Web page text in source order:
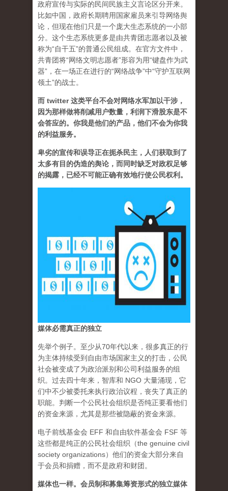
政府宣传与实际的民间民族主义言论区分开来。
比如中国，政府长期聘用国家雇员来引导网络舆
论，但现在他们只是一个庞大生态系统的一小部
分。这个生态系统更多是由共青团志愿者以及被
称为“自干五”的普通公民组成。在官方文件中，
共青团将“网络文明志愿者”形容为用“键盘作为武
器”，在一场正在进行的“网络战争”中“守护互联网
领土”的战士。
而 twitter 这类平台不会对网络水军加以干涉，
因为那样做将削减用户数量，利润下滑股东是不
会答应的。你我是他们的产品，他们不会为你我
的利益服务。
卑劣的宣传和误导正在扼杀民主，人们获取到了
太多有目的伪造的舆论，而同时缺乏对政权足够
的揭露，已经不可能正确有效地行使公民权利。
媒体必需真正的独立
先举个例子。至少从70年代以来，很多真正的行
为主体持续受到自由市场国家主义的打击，公民
社会被变成了为政治派别和公司利益服务的组
织。过去四十年来，智库和 NGO 大量涌现，它
们中不少被委托来执行政治议程，丧失了真正的
职能。判断一个公民社会组织是否纯正要看他们
的资金来源，尤其是那些被隐蔽的资金来源。
电子前线基金会 EFF 和自由软件基金会 FSF 等
这些都是纯正的公民社会组织（the genuine civil
society organizations）他们的资金大部分来自
于会员和捐赠，而不是政府和财团。
媒体也一样。会员制和募集筹资形式的独立媒体